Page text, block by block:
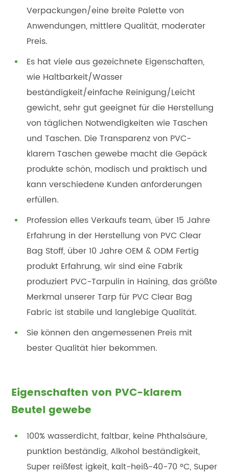
Verpackungen/eine breite Palette von
Anwendungen, mittlere Qualität, moderater
Preis.
Es hat viele aus gezeichnete Eigenschaften,
wie Haltbarkeit/Wasser
beständigkeit/einfache Reinigung/Leicht
gewicht, sehr gut geeignet für die Herstellung
von täglichen Notwendigkeiten wie Taschen
und Taschen. Die Transparenz von PVC-
klarem Taschen gewebe macht die Gepäck
produkte schön, modisch und praktisch und
kann verschiedene Kunden anforderungen
erfüllen.
Profession elles Verkaufs team, über 15 Jahre
Erfahrung in der Herstellung von PVC Clear
Bag Stoff, über 10 Jahre OEM & ODM Fertig
produkt Erfahrung, wir sind eine Fabrik
produziert PVC-Tarpulin in Haining, das größte
Merkmal unserer Tarp für PVC Clear Bag
Fabric ist stabile und langlebige Qualität.
Sie können den angemessenen Preis mit
bester Qualität hier bekommen.
Eigenschaften von PVC-klarem
Beutel gewebe
100% wasserdicht, faltbar, keine Phthalsäure,
punktion beständig, Alkohol beständigkeit,
Super reißfest igkeit, kalt-heiß-40-70 °C, Super